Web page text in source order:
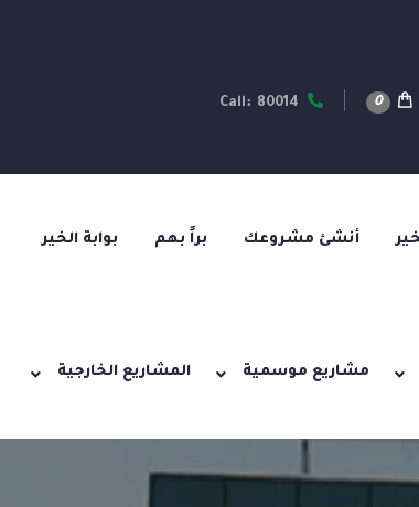
0
بوابة الخير براً بهم أنشئ مشروعك
المشاريع الخارجية مشاريع موسمية